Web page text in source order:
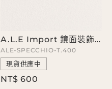
A.L.E Import 鏡面裝飾圓盤
ALE-SPECCHIO-T.400
現貨供應中
NT$ 600